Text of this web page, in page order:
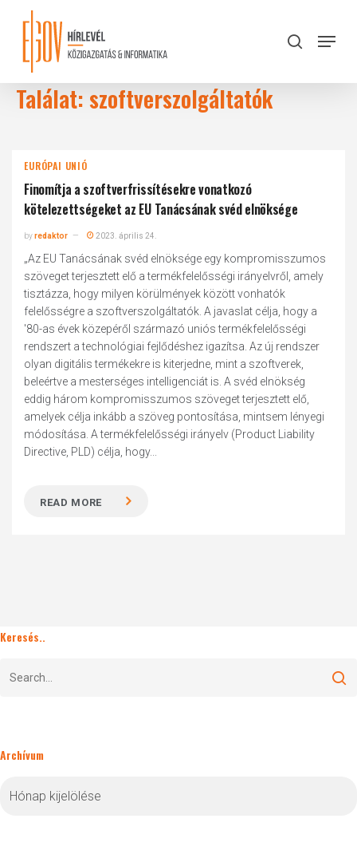
content
search
Menu
Találat: szoftverszolgáltatók
EURÓPAI UNIÓ
Finomítja a szoftverfrissítésekre vonatkozó
kötelezettségeket az EU Tanácsának svéd elnöksége
byredaktor 2023. április 24.
„Az EU Tanácsának svéd elnöksége egy kompromisszumos
szöveget terjesztett elő a termékfelelősségi irányelvről, amely
tisztázza, hogy milyen körülmények között vonhatók
felelősségre a szoftverszolgáltatók. A javaslat célja, hogy a
'80-as évek közepéről származó uniós termékfelelősségi
rendszert a technológiai fejlődéshez igazítsa. Az új rendszer
olyan digitális termékekre is kiterjedne, mint a szoftverek,
beleértve a mesterséges intelligenciát is. A svéd elnökség
eddig három kompromisszumos szöveget terjesztett elő,
amelyek célja inkább a szöveg pontosítása, mintsem lényegi
módosítása. A termékfelelősségi irányelv (Product Liability
Directive, PLD) célja, hogy...
READ MORE
Keresés..
Archívum
Close